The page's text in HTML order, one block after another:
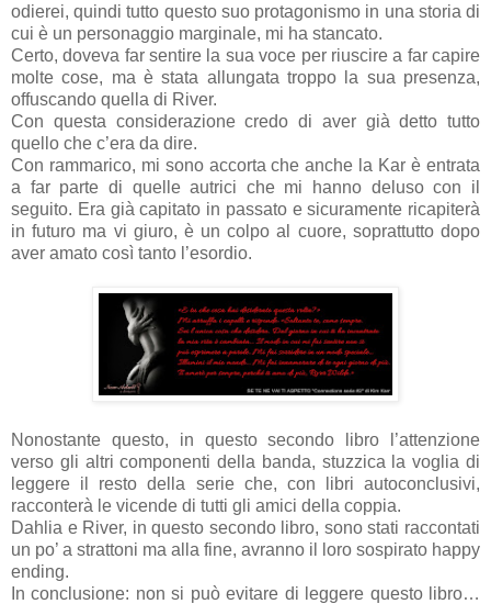
odierei, quindi tutto questo suo protagonismo in una storia di
cui è un personaggio marginale, mi ha stancato.
Certo, doveva far sentire la sua voce per riuscire a far capire
molte cose, ma è stata allungata troppo la sua presenza,
offuscando quella di River.
Con questa considerazione credo di aver già detto tutto
quello che c’era da dire.
Con rammarico, mi sono accorta che anche la Kar è entrata
a far parte di quelle autrici che mi hanno deluso con il
seguito. Era già capitato in passato e sicuramente ricapiterà
in futuro ma vi giuro, è un colpo al cuore, soprattutto dopo
aver amato così tanto l’esordio.
Nonostante questo, in questo secondo libro l’attenzione
verso gli altri componenti della banda, stuzzica la voglia di
leggere il resto della serie che, con libri autoconclusivi,
racconterà le vicende di tutti gli amici della coppia.
Dahlia e River, in questo secondo libro, sono stati raccontati
un po’ a strattoni ma alla fine, avranno il loro sospirato happy
ending.
In conclusione: non si può evitare di leggere questo libro…